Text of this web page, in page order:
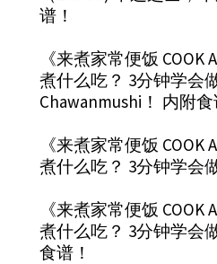
谱！
《来煮家常便饭 COOK
煮什么吃？ 3分钟学会
Chawanmushi！ 内附食
《来煮家常便饭 COOK
煮什么吃？ 3分钟学会
《来煮家常便饭 COOK
煮什么吃？ 3分钟学会
食谱！